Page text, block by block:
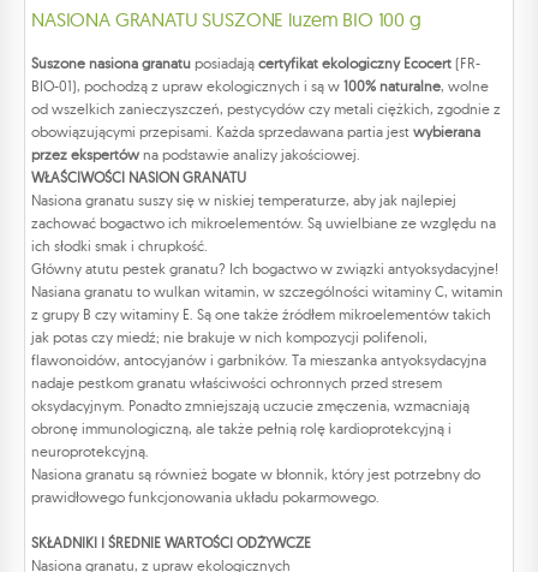
NASIONA GRANATU SUSZONE luzem BIO 100 g
Suszone nasiona granatu posiadają certyfikat ekologiczny Ecocert (FR-
BIO-01), pochodzą z upraw ekologicznych i są w 100% naturalne, wolne
od wszelkich zanieczyszczeń, pestycydów czy metali ciężkich, zgodnie z
obowiązującymi przepisami. Każda sprzedawana partia jest wybierana
przez ekspertów na podstawie analizy jakościowej.
WŁAŚCIWOŚCI NASION GRANATU
Nasiona granatu suszy się w niskiej temperaturze, aby jak najlepiej
zachować bogactwo ich mikroelementów. Są uwielbiane ze względu na
ich słodki smak i chrupkość.
Główny atutu pestek granatu? Ich bogactwo w związki antyoksydacyjne!
Nasiana granatu to wulkan witamin, w szczególności witaminy C, witamin
z grupy B czy witaminy E. Są one także źródłem mikroelementów takich
jak potas czy miedź; nie brakuje w nich kompozycji polifenoli,
flawonoidów, antocyjanów i garbników. Ta mieszanka antyoksydacyjna
nadaje pestkom granatu właściwości ochronnych przed stresem
oksydacyjnym. Ponadto zmniejszają uczucie zmęczenia, wzmacniają
obronę immunologiczną, ale także pełnią rolę kardioprotekcyjną i
neuroprotekcyjną.
Nasiona granatu są również bogate w błonnik, który jest potrzebny do
prawidłowego funkcjonowania układu pokarmowego.
SKŁADNIKI I ŚREDNIE WARTOŚCI ODŻYWCZE
Nasiona granatu, z upraw ekologicznych